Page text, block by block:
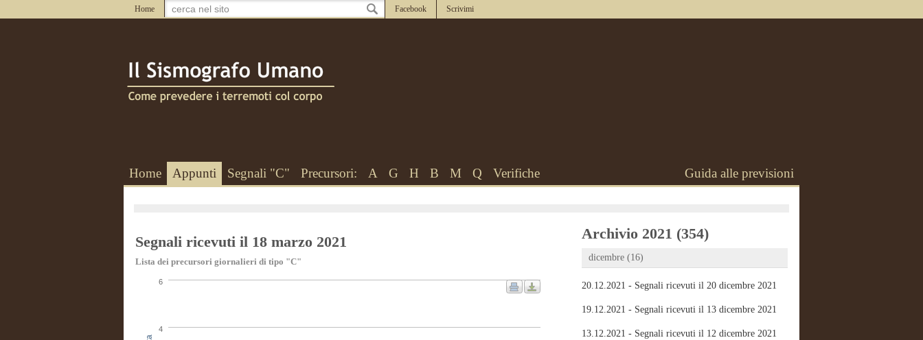
Home Facebook Scrivimi
Home Appunti Segnali "C" Precursori: A G H B M Q Verifiche Guida alle previsioni
Segnali ricevuti il 18 marzo 2021
Lista dei precursori giornalieri di tipo "C"
4
6
Archivio 2021 (354)
dicembre (16)
20.12.2021 - Segnali ricevuti il 20 dicembre 2021
19.12.2021 - Segnali ricevuti il 13 dicembre 2021
13.12.2021 - Segnali ricevuti il 12 dicembre 2021